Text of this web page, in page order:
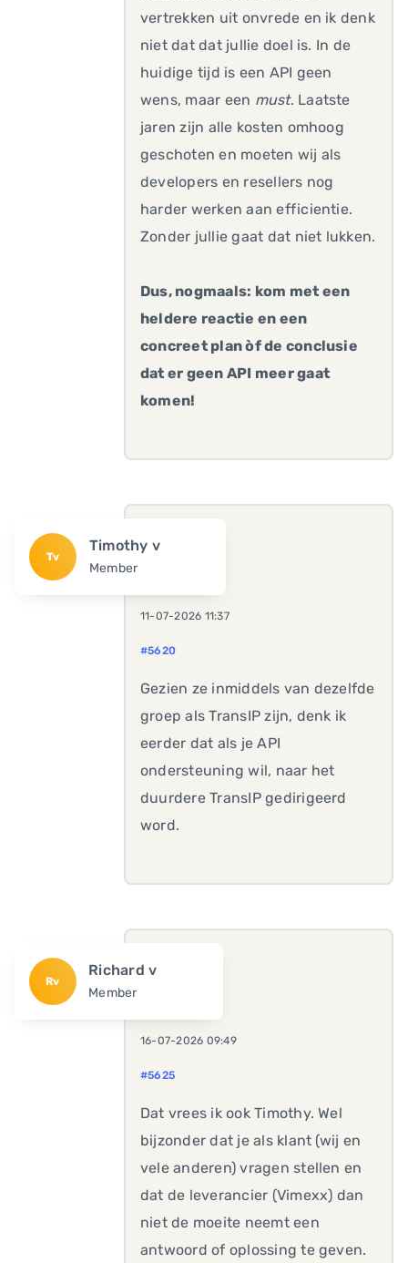
vertrekken uit onvrede en ik denk
niet dat dat jullie doel is. In de
huidige tijd is een API geen
wens, maar een must. Laatste
jaren zijn alle kosten omhoog
geschoten en moeten wij als
developers en resellers nog
harder werken aan efficientie.
Zonder jullie gaat dat niet lukken.
Dus, nogmaals: kom met een
heldere reactie en een
concreet plan òf de conclusie
dat er geen API meer gaat
komen!
Tv
Timothy v
Member
11-07-2026 11:37
#5620
Gezien ze inmiddels van dezelfde
groep als TransIP zijn, denk ik
eerder dat als je API
ondersteuning wil, naar het
duurdere TransIP gedirigeerd
word.
Rv
Richard v
Member
16-07-2026 09:49
#5625
Dat vrees ik ook Timothy. Wel
bijzonder dat je als klant (wij en
vele anderen) vragen stellen en
dat de leverancier (Vimexx) dan
niet de moeite neemt een
antwoord of oplossing te geven.